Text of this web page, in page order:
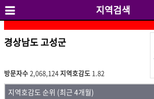
지역검색
경상남도 고성군
방문자수2,068,124지역호감도 1.82
지역호감도 순위 (최근 4개월)